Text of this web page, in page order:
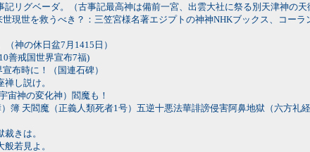
リグベーダ。（古事記最高神は備前一宮、出雲大社に祭る別天津神の
現世を救うべき？：三笠宮様名著エジプトの神神NHKブックス、コー
神の休日盆7月1415日）
善戒国世界宣布7福)
布時に！（国連石碑）
し説け。
宙神の変化神）閻魔も！
天閻魔（正義人類死者1号）五逆十悪法華誹謗侵害阿鼻地獄（六方礼
きは。
若見よ。